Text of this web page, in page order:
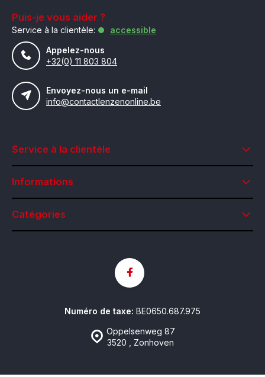
Puis-je vous aider ?
Service à la clientèle:
accessible
Appelez-nous
+32(0) 11 803 804
Envoyez-nous un e-mail
info@contactlenzenonline.be
Service à la clientèle
Informations
Catégories
Oppelsenweg 87
3520 , Zonhoven
Numéro de taxe: BE0650.687.975